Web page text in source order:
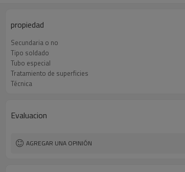
propiedad
Secundaria o no
Tipo soldado
Tubo especial
Tratamiento de superficies
Técnica
Evaluacion
AGREGAR UNA OPINIÓN